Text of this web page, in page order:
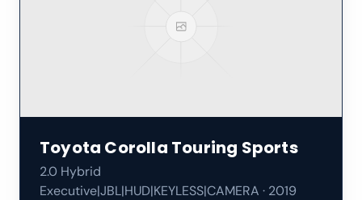
Toyota Corolla Touring Sports
2.0 Hybrid
Executive|JBL|HUD|KEYLESS|CAMERA · 2019